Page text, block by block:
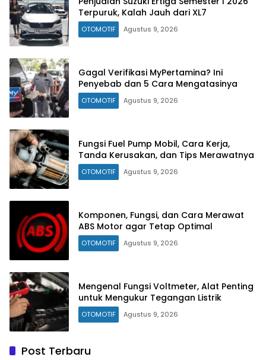
Terpuruk, Kalah Jauh dari XL7
OTOMOTIF Agustus 9, 2026
Gagal Verifikasi MyPertamina? Ini
Penyebab dan 5 Cara Mengatasinya
OTOMOTIF Agustus 9, 2026
Fungsi Fuel Pump Mobil, Cara Kerja,
Tanda Kerusakan, dan Tips Merawatnya
OTOMOTIF Agustus 9, 2026
Komponen, Fungsi, dan Cara Merawat
ABS Motor agar Tetap Optimal
OTOMOTIF Agustus 9, 2026
Mengenal Fungsi Voltmeter, Alat Penting
untuk Mengukur Tegangan Listrik
OTOMOTIF Agustus 9, 2026
Post Terbaru